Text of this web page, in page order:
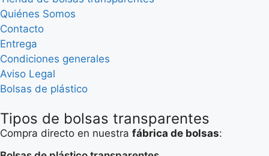
Quiénes Somos
Contacto
Entrega
Condiciones generales
Aviso Legal
Bolsas de plástico
Tipos de bolsas transparentes
Compra directo en nuestra fábrica de bolsas: